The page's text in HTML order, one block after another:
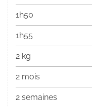
1h50
1h55
2 kg
2 mois
2 semaines